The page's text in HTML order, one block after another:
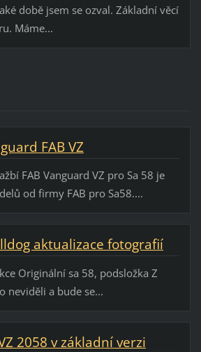
době jsem se ozval. Základní věcí
Máme...
FAB VZ
FAB Vanguard VZ pro Sa 58 je
od firmy FAB pro Sa58....
aktualizace fotografií
Originální sa 58, podsložka Z
neviděli a bude se...
2058 v základní verzi